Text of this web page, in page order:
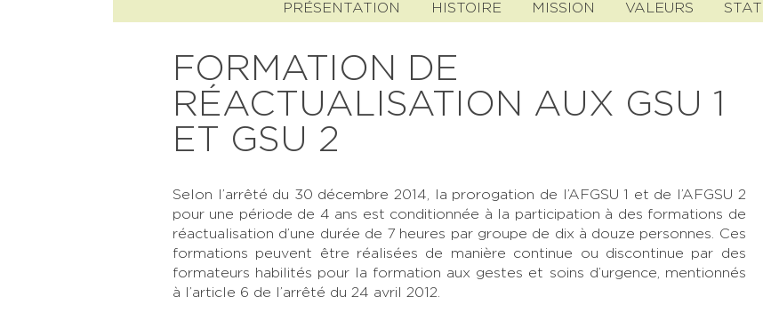
PRÉSENTATION HISTOIRE MISSION VALEURS
FORMATION DE
RÉACTUALISATION AUX GSU 1
ET GSU 2
Selon l’arrêté du 30 décembre 2014, la prorogation de l’AFGSU 1 et de l’AFGSU 2
pour une période de 4 ans est conditionnée à la participation à des formations de
réactualisation d’une durée de 7 heures par groupe de dix à douze personnes. Ces
formations peuvent être réalisées de manière continue ou discontinue par des
formateurs habilités pour la formation aux gestes et soins d’urgence, mentionnés
à l’article 6 de l’arrêté du 24 avril 2012.